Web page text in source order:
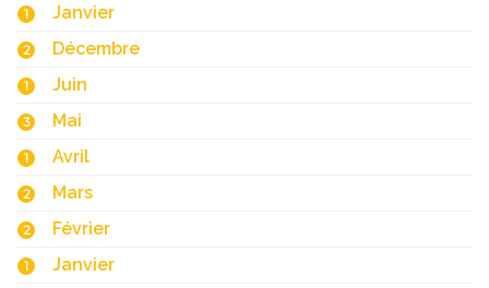
1 Janvier
2 Décembre
1 Juin
3 Mai
1 Avril
2 Mars
2 Février
1 Janvier